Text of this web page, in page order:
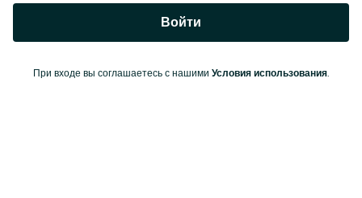
Войти
При входе вы соглашаетесь с нашими Условия использования.